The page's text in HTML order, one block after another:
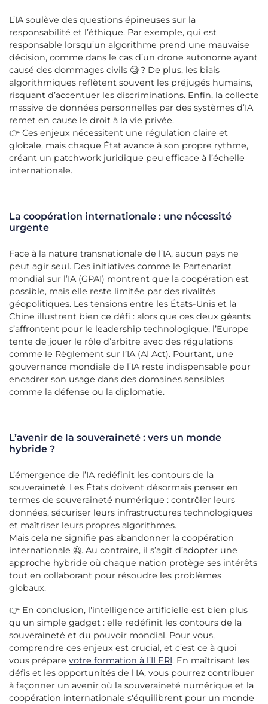
L’IA soulève des questions épineuses sur la
responsabilité et l’éthique. Par exemple, qui est
responsable lorsqu’un algorithme prend une mauvaise
décision, comme dans le cas d’un drone autonome ayant
causé des dommages civils 🧐 ? De plus, les biais
algorithmiques reflètent souvent les préjugés humains,
risquant d’accentuer les discriminations. Enfin, la collecte
massive de données personnelles par des systèmes d’IA
remet en cause le droit à la vie privée.
👉 Ces enjeux nécessitent une régulation claire et
globale, mais chaque État avance à son propre rythme,
créant un patchwork juridique peu efficace à l’échelle
internationale.
La coopération internationale : une nécessité
urgente
Face à la nature transnationale de l’IA, aucun pays ne
peut agir seul. Des initiatives comme le Partenariat
mondial sur l’IA (GPAI) montrent que la coopération est
possible, mais elle reste limitée par des rivalités
géopolitiques. Les tensions entre les États-Unis et la
Chine illustrent bien ce défi : alors que ces deux géants
s’affrontent pour le leadership technologique, l’Europe
tente de jouer le rôle d’arbitre avec des régulations
comme le Règlement sur l’IA (AI Act). Pourtant, une
gouvernance mondiale de l’IA reste indispensable pour
encadrer son usage dans des domaines sensibles
comme la défense ou la diplomatie.
L’avenir de la souveraineté : vers un monde
hybride ?
L’émergence de l’IA redéfinit les contours de la
souveraineté. Les États doivent désormais penser en
termes de souveraineté numérique : contrôler leurs
données, sécuriser leurs infrastructures technologiques
et maîtriser leurs propres algorithmes.
Mais cela ne signifie pas abandonner la coopération
internationale 🙅. Au contraire, il s’agit d’adopter une
approche hybride où chaque nation protège ses intérêts
tout en collaborant pour résoudre les problèmes
globaux.
👉 En conclusion, l'intelligence artificielle est bien plus
qu'un simple gadget : elle redéfinit les contours de la
souveraineté et du pouvoir mondial. Pour vous,
comprendre ces enjeux est crucial, et c’est ce à quoi
vous prépare votre formation à l’ILERI. En maîtrisant les
défis et les opportunités de l'IA, vous pourrez contribuer
à façonner un avenir où la souveraineté numérique et la
coopération internationale s'équilibrent pour un monde